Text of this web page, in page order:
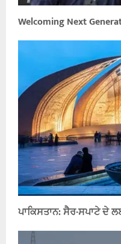
Welcoming Next
ਪਾਕਿਸਤਾਨ: ਸੈਰ-ਸਪਾਟੇ ਦੇ